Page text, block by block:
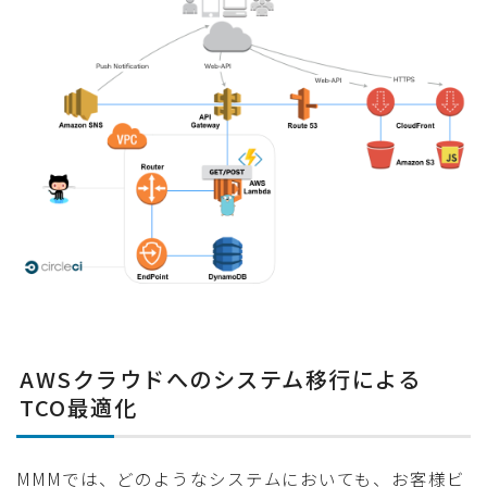
AWSクラウドへのシステム移行による
TCO最適化
MMMでは、どのようなシステムにおいても、お客様ビ